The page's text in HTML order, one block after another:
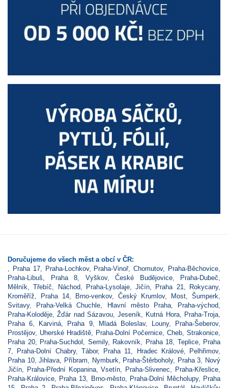
Doručujeme do všech měst a obcí v ČR:
Praha 17, Praha-Lochkov, Praha-Vinoř,Chomutov, Praha-Běchovice
Praha-Libuš
Praha 8 Vyškov, České Budějovice, Praha-Dubeč
Mělník ,Třebíč Náchod Praha-Lysolaje,Jičín Praha 21 Rokycany,
Kroměříž
Praha 14 Brno-venkov, Český Krumlov, Most Šumperk
Svitavy, Praha-Velká Chuchle Hlavní město Praha, Praha-východ
Praha-Koloděje ,Žďár nad Sázavou,Jeseník Kutná Hora, Praha-Troja
Praha 6
Karviná Praha 9, Mladá Boleslav, Louny, Praha-Šeberov,
Prostějov, Uherské Hradiště Praha-Dolní Počernice Cheb Strakonice
Praha 20, Praha-Suchdol Semily, Rakovník Praha 18 Teplice,
Praha
7
Praha-Dolní Chabry, Tábor, Praha 11 Hradec Králové, Pelhřimov,
Praha 10,Jihlava Příbram Nymburk Praha-Štěrboholy, Praha 3
Nový
Jičín
Praha-Přední Kopanina,Vsetín Praha-Slivenec Praha-Křeslice
Praha-Královice
Praha 13 Brno-město, Praha-Dolní Měcholupy,
Praha